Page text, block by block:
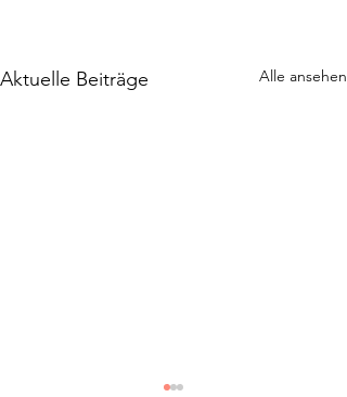
Aktuelle Beiträge Alle ansehen